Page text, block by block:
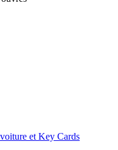
et Key Cards